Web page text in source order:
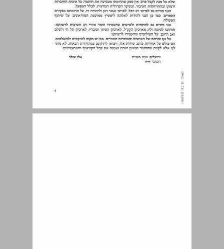
תוכן עניינים ... 7